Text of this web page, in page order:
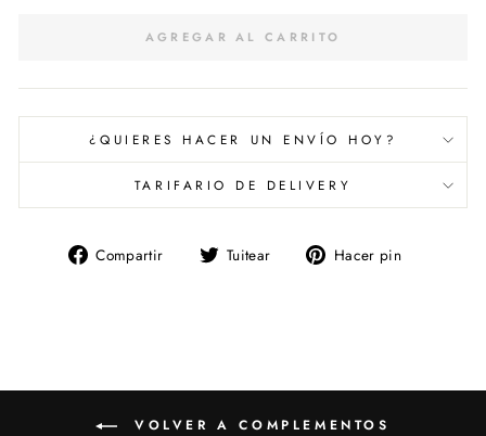
AGREGAR AL CARRITO
¿QUIERES HACER UN ENVÍO HOY?
TARIFARIO DE DELIVERY
Compartir
CompartirTuitear
Tuitear Hacer pin
VOLVER A COMPLEMENTOS